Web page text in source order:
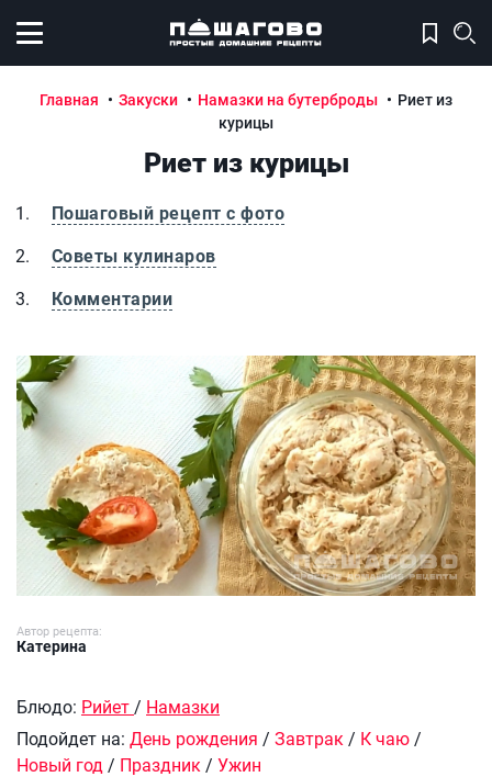
Открыть меню
Главная Закуски Намазки на бутерброды
Риет из
курицы
Риет из курицы
Пошаговый рецепт с фото
Советы кулинаров
Комментарии
Риет из курицы
Автор рецепта:
Катерина
Блюдо: Рийет / Намазки
Подойдет на: День рождения / Завтрак / К чаю /
Новый год / Праздник / Ужин